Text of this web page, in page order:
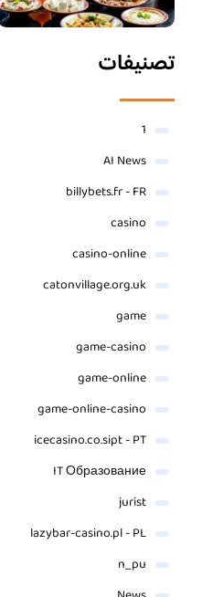
تصنيفات
1
AI News
billybets.fr - FR
casino
casino-online
catonvillage.org.uk
game
game-casino
game-online
game-online-casino
icecasino.co.sipt - PT
IT Образование
jurist
lazybar-casino.pl - PL
n_pu